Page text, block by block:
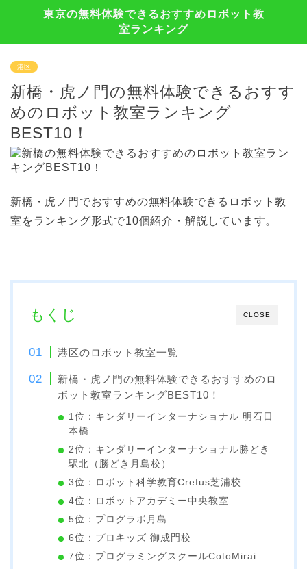
東京の無料体験できるおすすめロボット教
室ランキング
港区
新橋・虎ノ門の無料体験できるおすす
めのロボット教室ランキング
BEST10！
新橋・虎ノ門でおすすめの無料体験できるロボット教
室をランキング形式で10個紹介・解説しています。
CLOSE
もくじ
港区のロボット教室一覧
新橋・虎ノ門の無料体験できるおすすめのロ
ボット教室ランキングBEST10！
1位：キンダリーインターナショナル 明石日
本橋
2位：キンダリーインターナショナル勝どき
駅北（勝どき月島校）
3位：ロボット科学教育Crefus芝浦校
4位：ロボットアカデミー中央教室
5位：プログラボ月島
6位：プロキッズ 御成門校
7位：プログラミングスクールCotoMirai